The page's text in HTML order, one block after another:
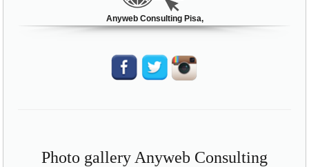
Anyweb Consulting Pisa,
Photo gallery Anyweb Consulting